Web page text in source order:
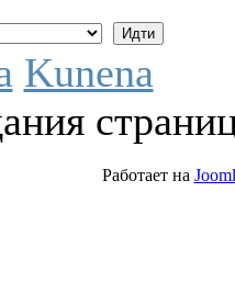
Kunena
Работает на